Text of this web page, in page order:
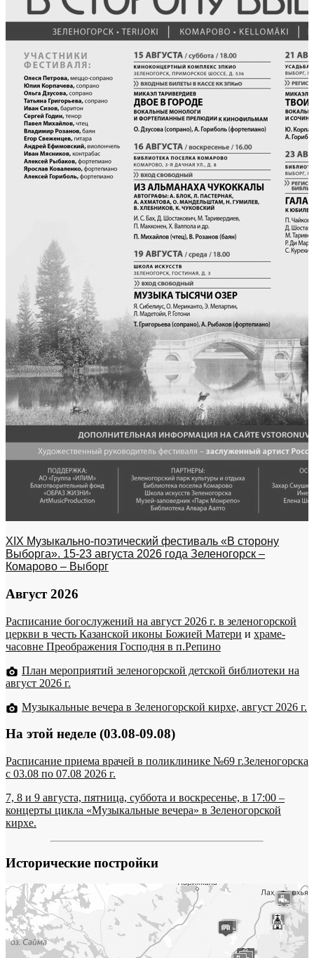
XIX Музыкально-поэтический фестиваль «В сторону
Выборга». 15-23 августа 2026 года Зеленогорск –
Комарово – Выборг
Август 2026
Расписание богослужений на август 2026 г. в зеленогорской
церкви в честь Казанской иконы Божией Матери и храме-
часовне Преображения Господня в п.Репино
План мероприятий зеленогорской детской библиотеки на
август 2026 г.
Музыкальные вечера в Зеленогорской кирхе, август 2026 г.
На этой неделе (03.08-09.08)
Расписание приема врачей в поликлинике №69 г.Зеленогорска
c 03.08 по 07.08 2026 г.
7, 8 и 9 августа, пятница, суббота и воскресенье, в 17:00 –
концерты цикла «Музыкальные вечера» в Зеленогорской
кирхе.
Исторические постройки